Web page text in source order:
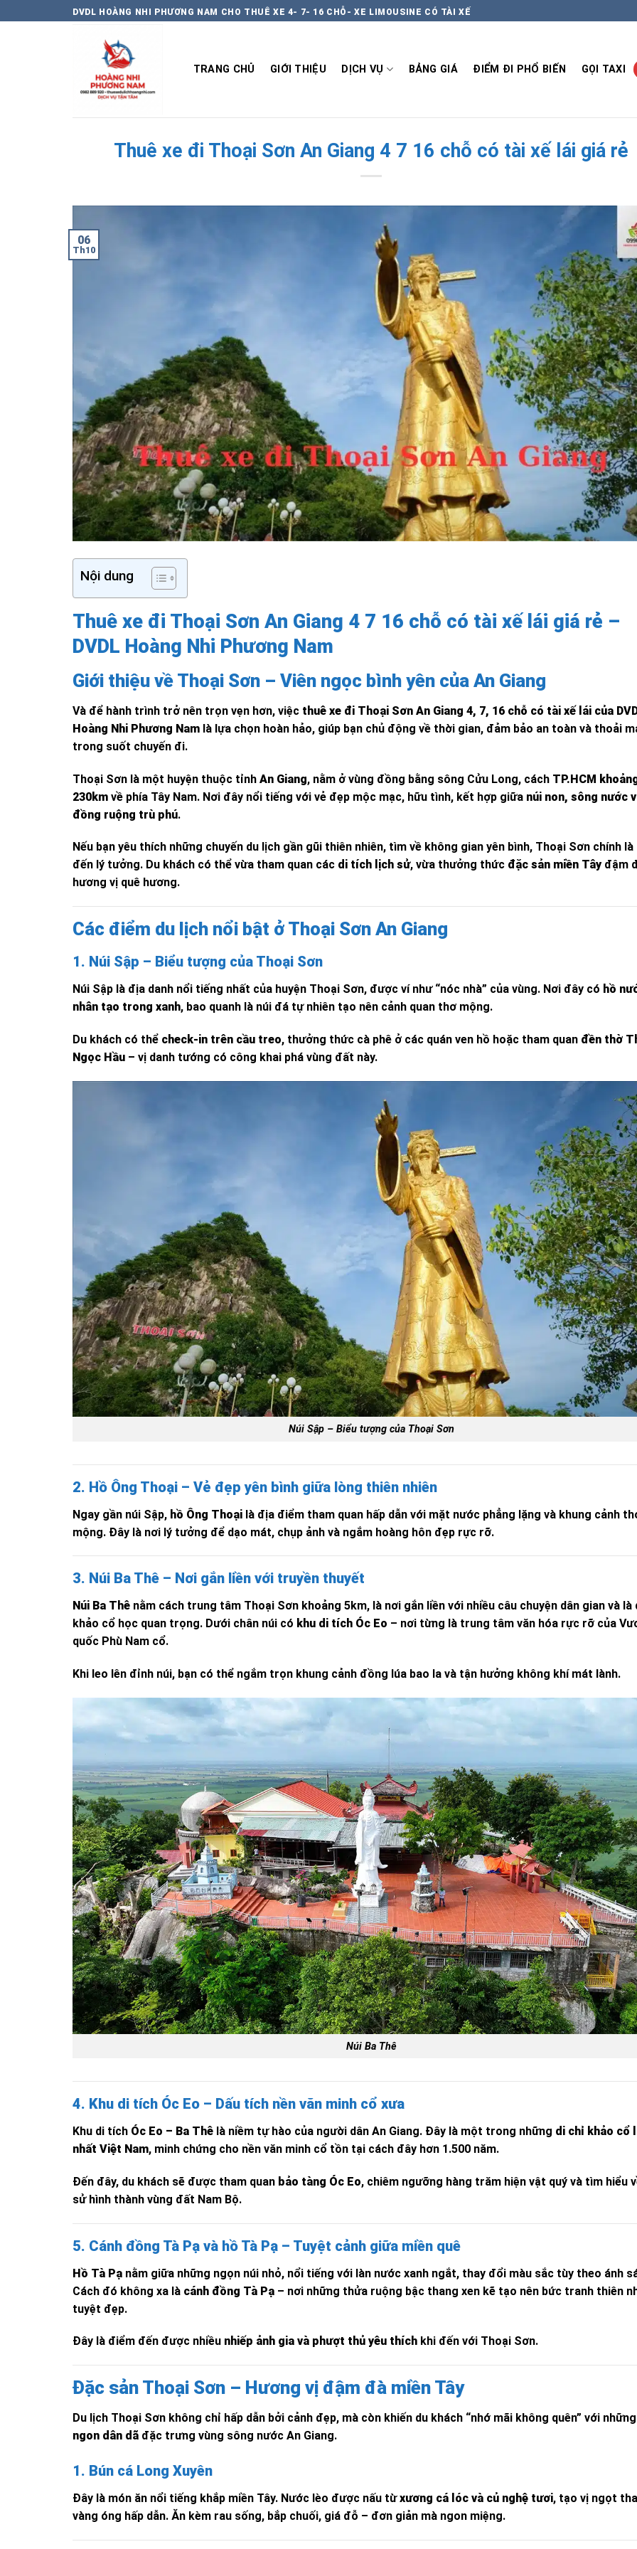
đến
DVDL HOÀNG NHI PHƯƠNG NAM CHO THUÊ XE 4- 7- 16 CHỖ- XE LIMOUSINE CÓ TÀI XẾ
TRANG CHỦ GIỚI THIỆU DỊCH VỤ BẢNG GIÁ ĐIỂM ĐI PHỔ BIẾN GỌI TAXI
Thuê xe đi Thoại Sơn An Giang 4 7 16 chỗ có tài xế lái giá rẻ
06
Th10
Nội dung
Thuê xe đi Thoại Sơn An Giang 4 7 16 chỗ có tài xế lái giá rẻ –
DVDL Hoàng Nhi Phương Nam
Giới thiệu về Thoại Sơn – Viên ngọc bình yên của An Giang
Và để hành trình trở nên trọn vẹn hơn, việc thuê xe đi Thoại Sơn An Giang 4, 7, 16 chỗ có tài xế lái của
Hoàng Nhi Phương Nam là lựa chọn hoàn hảo, giúp bạn chủ động về thời gian, đảm bảo an toàn và thoải
trong suốt chuyến đi.
Thoại Sơn là một huyện thuộc tỉnh An Giang, nằm ở vùng đồng bằng sông Cửu Long, cách TP.HCM
230km về phía Tây Nam. Nơi đây nổi tiếng với vẻ đẹp mộc mạc, hữu tình, kết hợp giữa núi non, sông nước
đồng ruộng trù phú.
Nếu bạn yêu thích những chuyến du lịch gần gũi thiên nhiên, tìm về không gian yên bình, Thoại Sơn chính
đến lý tưởng. Du khách có thể vừa tham quan các di tích lịch sử, vừa thưởng thức đặc sản miền Tâyđậm
hương vị quê hương.
Các điểm du lịch nổi bật ở Thoại Sơn An Giang
1. Núi Sập – Biểu tượng của Thoại Sơn
Núi Sập là địa danh nổi tiếng nhất của huyện Thoại Sơn, được ví như “nóc nhà” của vùng. Nơi đây có hồ
nhân tạo trong xanh, bao quanh là núi đá tự nhiên tạo nên cảnh quan thơ mộng.
Du khách có thể check-in trên cầu treo, thưởng thức cà phê ở các quán ven hồ hoặc tham quan đền thờ
Ngọc Hầu – vị danh tướng có công khai phá vùng đất này.
Núi Sập – Biểu tượng của Thoại Sơn
2. Hồ Ông Thoại – Vẻ đẹp yên bình giữa lòng thiên nhiên
Ngay gần núi Sập, hồ Ông Thoại là địa điểm tham quan hấp dẫn với mặt nước phẳng lặng và khung cảnh
mộng. Đây là nơi lý tưởng để dạo mát, chụp ảnh và ngắm hoàng hôn đẹp rực rỡ.
3. Núi Ba Thê – Nơi gắn liền với truyền thuyết
Núi Ba Thê nằm cách trung tâm Thoại Sơn khoảng 5km, là nơi gắn liền với nhiều câu chuyện dân gian và là
khảo cổ học quan trọng. Dưới chân núi có khu di tích Óc Eo – nơi từng là trung tâm văn hóa rực rỡ của
quốc Phù Nam cổ.
Khi leo lên đỉnh núi, bạn có thể ngắm trọn khung cảnh đồng lúa bao la và tận hưởng không khí mát lành.
Núi Ba Thê
4. Khu di tích Óc Eo – Dấu tích nền văn minh cổ xưa
Khu di tích Óc Eo – Ba Thê là niềm tự hào của người dân An Giang. Đây là một trong những di chỉ khảo cổ
nhất Việt Nam, minh chứng cho nền văn minh cổ tồn tại cách đây hơn 1.500 năm.
Đến đây, du khách sẽ được tham quan bảo tàng Óc Eo, chiêm ngưỡng hàng trăm hiện vật quý và tìm hiểu
sử hình thành vùng đất Nam Bộ.
5. Cánh đồng Tà Pạ và hồ Tà Pạ – Tuyệt cảnh giữa miền quê
Hồ Tà Pạ nằm giữa những ngọn núi nhỏ, nổi tiếng với làn nước xanh ngắt, thay đổi màu sắc tùy theo ánh
Cách đó không xa là cánh đồng Tà Pạ – nơi những thửa ruộng bậc thang xen kẽ tạo nên bức tranh thiên
tuyệt đẹp.
Đây là điểm đến được nhiều nhiếp ảnh gia và phượt thủ yêu thích khi đến với Thoại Sơn.
Đặc sản Thoại Sơn – Hương vị đậm đà miền Tây
Du lịch Thoại Sơn không chỉ hấp dẫn bởi cảnh đẹp, mà còn khiến du khách “nhớ mãi không quên” với
ngon dân dã đặc trưng vùng sông nước An Giang.
1. Bún cá Long Xuyên
Đây là món ăn nổi tiếng khắp miền Tây. Nước lèo được nấu từxương cá lóc và củ nghệ tươi, tạo vị ngọt
vàng óng hấp dẫn. Ăn kèm rau sống, bắp chuối, giá đỗ – đơn giản mà ngon miệng.